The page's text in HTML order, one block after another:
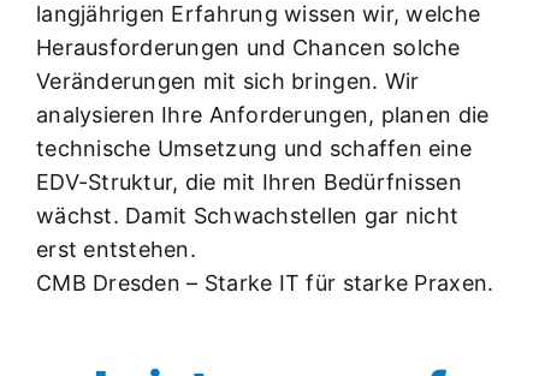
langjährigen Erfahrung wissen wir, welche
Herausforderungen und Chancen solche
Veränderungen mit sich bringen. Wir
analysieren Ihre Anforderungen, planen die
technische Umsetzung und schaffen eine
EDV-Struktur, die mit Ihren Bedürfnissen
wächst. Damit Schwachstellen gar nicht
erst entstehen.
CMB Dresden – Starke IT für starke Praxen.